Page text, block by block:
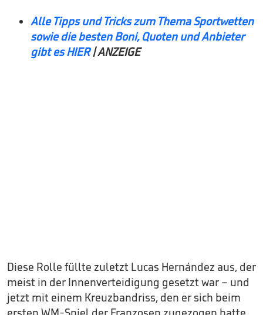
Alle Tipps und Tricks zum Thema Sportwetten
sowie die besten Boni, Quoten und Anbieter
gibt es HIER| ANZEIGE
Diese Rolle füllte zuletzt Lucas Hernández aus, der
meist in der Innenverteidigung gesetzt war – und
jetzt mit einem Kreuzbandriss, den er sich beim